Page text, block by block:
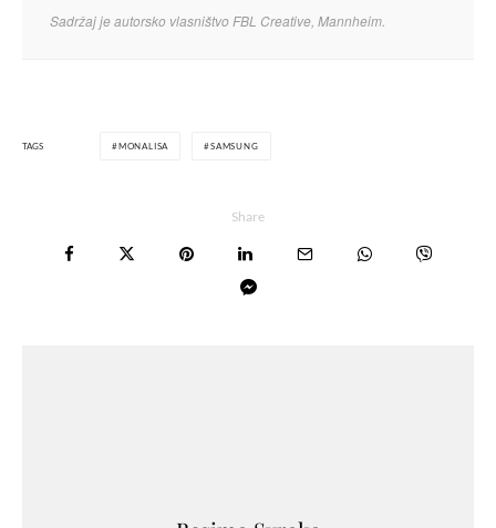
Sadržaj je autorsko vlasništvo FBL Creative, Mannheim.
TAGS MONALISA SAMSUNG
Share